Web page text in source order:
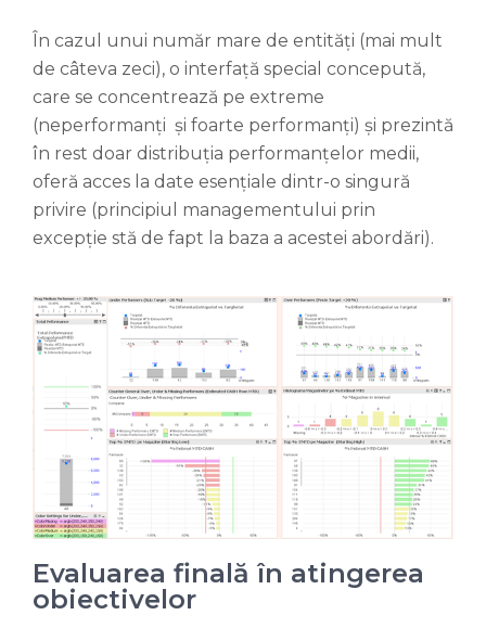
În cazul unui număr mare de entități (mai mult
de câteva zeci), o interfață special concepută,
care se concentrează pe extreme
(neperformanți și foarte performanți) și prezintă
în rest doar distribuția performanțelor medii,
oferă acces la date esențiale dintr-o singură
privire (principiul managementului prin
excepție stă de fapt la baza a acestei abordări).
Evaluarea finală în atingerea
obiectivelor